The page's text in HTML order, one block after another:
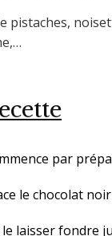
pistaches,
par
le chocolat
laisser fondre